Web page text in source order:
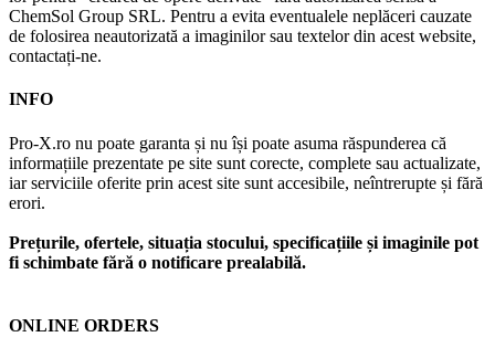
ChemSol Group SRL. Pentru a evita eventualele neplăceri cauzate
de folosirea neautorizată a imaginilor sau textelor din acest website,
contactați-ne.
INFO
Pro-X.ro nu poate garanta și nu își poate asuma răspunderea că
informațiile prezentate pe site sunt corecte, complete sau actualizate,
iar serviciile oferite prin acest site sunt accesibile, neîntrerupte și fără
erori.
Prețurile, ofertele, situația stocului, specificațiile și imaginile pot
fi schimbate fără o notificare prealabilă.
ONLINE ORDERS